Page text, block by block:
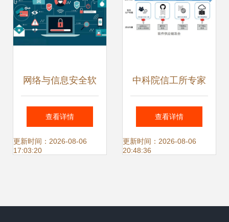
网络与信息安全软
件开发 携手织密护
网，共守数字家园
查看详情
更新时间：2026-08-06
17:03:20
中科院信工所专家
确保软件供应链安
全是一项系统工程
查看详情
更新时间：2026-08-06
20:48:36